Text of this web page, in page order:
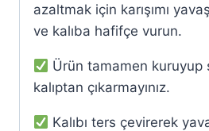
azaltmak için karışımı
ve kalıba hafifçe vurun.
Ürün tamamen kuruyup
kalıptan çıkarmayınız.
Kalıbı ters çevirerek